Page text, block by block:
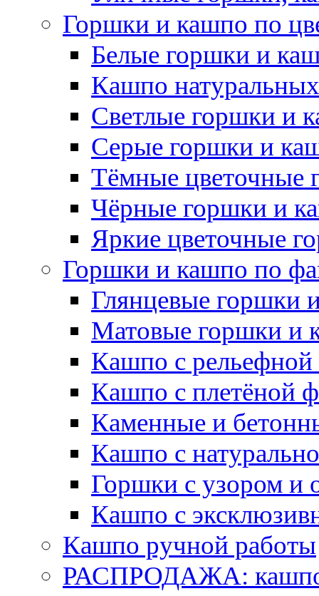
Горшки и кашпо по
Белые горшки и
Кашпо
Светлые горшки и
Серые горшки и
Тёмные цветочные
Чёрные горшки и
Яркие цветочные
Горшки и кашпо по
Глянцевые горшки
Матовые горшки и
Кашпо с рельефной
Кашпо с плетёной
Каменные и
Кашпо с
Горшки с узором и
Кашпо с
Кашпо ручной работы
РАСПРОДАЖА: кашпо